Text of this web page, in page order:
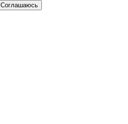
Соглашаюсь